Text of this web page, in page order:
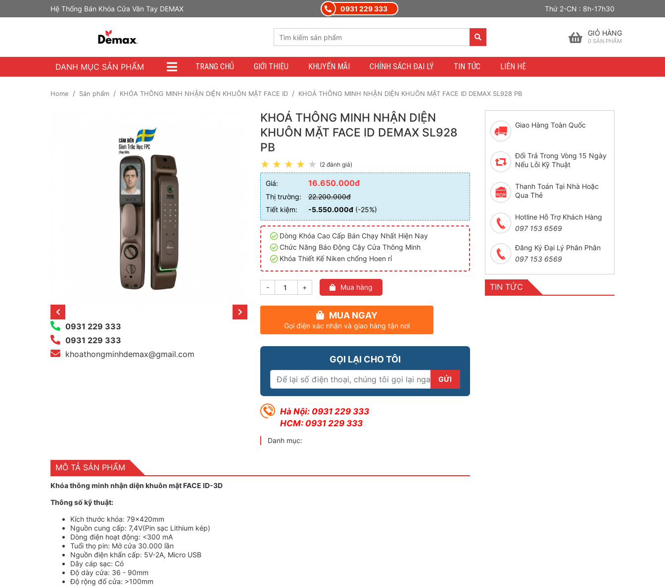
Hệ Thống Bán Khóa Cửa Vân Tay DEMAX 0931 229 333 Thứ 2-CN : 8h-17h30
GIỎ HÀNG
0 SẢN PHẨM
DANH MỤC SẢN PHẨM TRANG CHỦ GIỚI THIỆU KHUYẾN MÃI CHÍNH SÁCH ĐẠI LÝ TIN TỨC LIÊN HỆ
Home Sản phẩm KHÓA THÔNG MINH NHẬN DIỆN KHUÔN MẶT FACE ID KHOÁ THÔNG MINH NHẬN DIỆN KHUÔN MẶT FACE ID DEMAX SL928 PB
0931 229 333
0931 229 333
khoathongminhdemax@gmail.com
KHOÁ THÔNG MINH NHẬN DIỆN
KHUÔN MẶT FACE ID DEMAX SL928
PB
(2 đánh giá)
Giá: 16.650.000đ
Thị trường:
22.200.000đ
Tiết kiệm:
-5.550.000đ(-25%)
Dòng Khóa Cao Cấp Bán Chạy Nhất Hiện Nay
Chức Năng Báo Động Cậy Cửa Thông Minh
Khóa Thiết Kế Niken chống Hoen rỉ
- + Mua hàng
MUA NGAY
Gọi điện xác nhận và giao hàng tận nơi
GỌI LẠI CHO TÔI
Hà Nội: 0931 229 333
HCM: 0931 229 333
Danh mục:
MÔ TẢ SẢN PHẨM
Khóa thông minh nhận diện khuôn mặt FACE ID-3D
Thông số kỹ thuật:
Kích thước khóa: 79x420mm
Nguồn cung cấp: 7,4V(Pin sạc Lithium kép)
Dòng điện hoạt động: <300 mA
Tuổi thọ pin: Mở cửa 30.000 lần
Nguồn điện khẩn cấp: 5V-2A, Micro USB
Dây cáp sạc: Có
Độ dày cửa: 36 - 90mm
Độ rộng đố cửa: >100mm
Giao Hàng Toàn Quốc
Đổi Trả Trong Vòng 15 Ngày
Nếu Lỗi Kỹ Thuật
Thanh Toán Tại Nhà Hoặc
Qua Thẻ
Hotline Hỗ Trợ Khách Hàng
097 153 6569
Đăng Ký Đại Lý Phân Phân
097 153 6569
TIN TỨC